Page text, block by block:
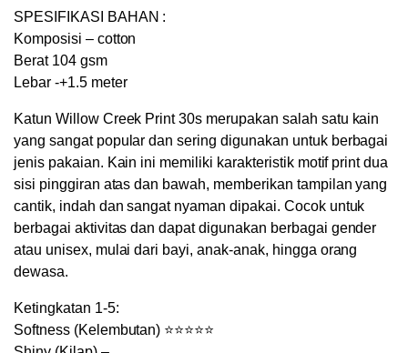
Dress
Celana
Rok
Blazer
quantity
SPESIFIKASI BAHAN :
Komposisi – cotton
Berat 104 gsm
Lebar -+1.5 meter
Katun Willow Creek Print 30s merupakan salah satu kain
yang sangat popular dan sering digunakan untuk berbagai
jenis pakaian. Kain ini memiliki karakteristik motif print dua
sisi pinggiran atas dan bawah, memberikan tampilan yang
cantik, indah dan sangat nyaman dipakai. Cocok untuk
berbagai aktivitas dan dapat digunakan berbagai gender
atau unisex, mulai dari bayi, anak-anak, hingga orang
dewasa.
Ketingkatan 1-5:
Softness (Kelembutan) ⭐⭐⭐⭐⭐